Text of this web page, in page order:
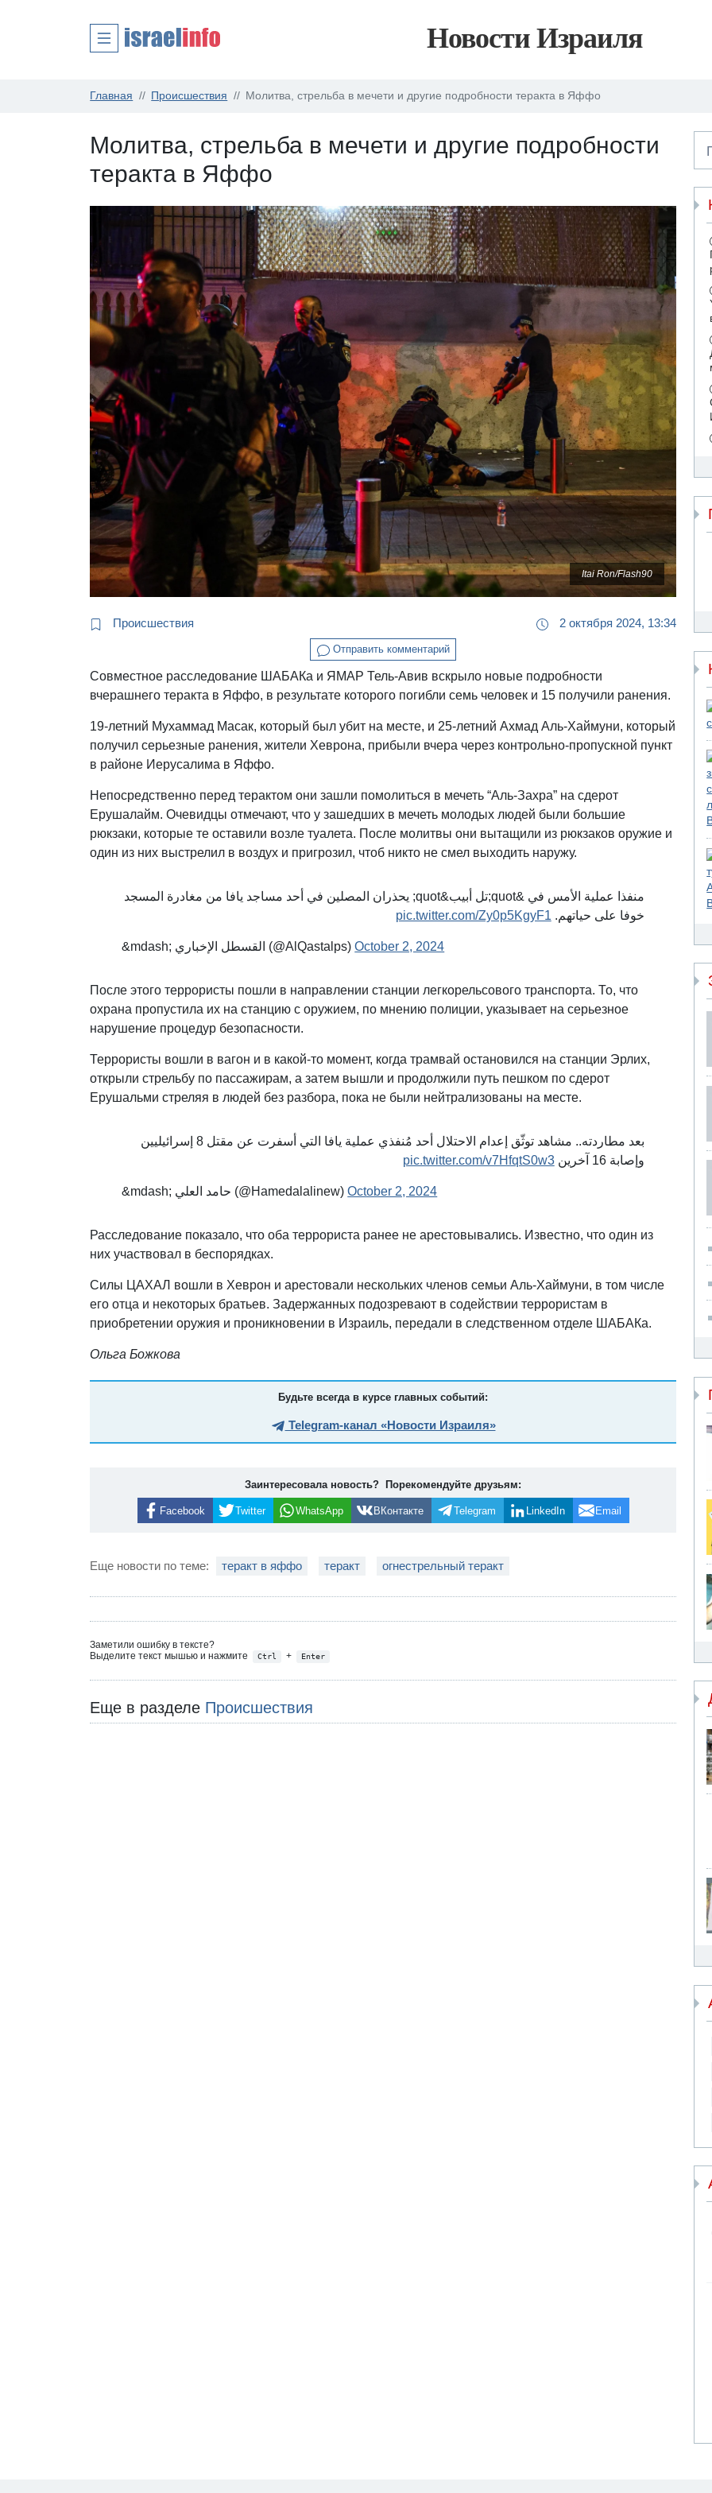
Новости Израиля
Главная Происшествия Молитва, стрельба в мечети и другие подробности теракта в Яффо
Молитва, стрельба в мечети и другие подробности
теракта в Яффо
Itai Ron/Flash90
Происшествия 2 октября 2024, 13:34
Отправить комментарий
Совместное расследование ШАБАКа и ЯМАР Тель-Авив вскрыло новые подробности
вчерашнего теракта в Яффо, в результате которого погибли семь человек и 15 получили ранения.
19-летний Мухаммад Масак, который был убит на месте, и 25-летний Ахмад Аль-Хаймуни, который
получил серьезные ранения, жители Хеврона, прибыли вчера через контрольно-пропускной пункт
в районе Иерусалима в Яффо.
Непосредственно перед терактом они зашли помолиться в мечеть “Аль-Захра” на сдерот
Ерушалайм. Очевидцы отмечают, что у зашедших в мечеть молодых людей были большие
рюкзаки, которые те оставили возле туалета. После молитвы они вытащили из рюкзаков оружие и
один из них выстрелил в воздух и пригрозил, чтоб никто не смел выходить наружу.
منفذا عملية الأمس في &quot;تل أبيب&quot; يحذران المصلين في أحد مساجد يافا من مغادرة المسجد
خوفا على حياتهم. pic.twitter.com/Zy0p5KgyF1
&mdash; القسطل الإخباري (@AlQastalps)October 2, 2024
После этого террористы пошли в направлении станции легкорельсового транспорта. То, что
охрана пропустила их на станцию с оружием, по мнению полиции, указывает на серьезное
нарушение процедур безопасности.
Террористы вошли в вагон и в какой-то момент, когда трамвай остановился на станции Эрлих,
открыли стрельбу по пассажирам, а затем вышли и продолжили путь пешком по сдерот
Ерушальми стреляя в людей без разбора, пока не были нейтрализованы на месте.
بعد مطاردته.. مشاهد توثّق إعدام الاحتلال أحد مُنفذي عملية يافا التي أسفرت عن مقتل 8 إسرائيليين
وإصابة 16 آخرين
pic.twitter.com/v7HfqtS0w3
&mdash; حامد العلي (@Hamedalalinew)October 2, 2024
Расследование показало, что оба террориста ранее не арестовывались. Известно, что один из
них участвовал в беспорядках.
Силы ЦАХАЛ вошли в Хеврон и арестовали нескольких членов семьи Аль-Хаймуни, в том числе
его отца и некоторых братьев. Задержанных подозревают в содействии террористам в
приобретении оружия и проникновении в Израиль, передали в следственном отделе ШАБАКа.
Ольга Божкова
Будьте всегда в курсе главных событий:
Telegram-канал «Новости Израиля»
Заинтересовала новость? Порекомендуйте друзьям:
Facebook Twitter WhatsApp ВКонтакте Telegram LinkedIn Email
Еще новости по теме: теракт в яффо теракт огнестрельный теракт
Заметили ошибку в тексте?
Выделите текст мышью и нажмите
Ctrl + Enter
Еще в разделе Происшествия